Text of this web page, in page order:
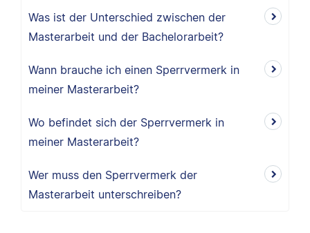
Was ist der Unterschied zwischen der
Masterarbeit und der Bachelorarbeit?
Wann brauche ich einen Sperrvermerk in
meiner Masterarbeit?
Wo befindet sich der Sperrvermerk in
meiner Masterarbeit?
Wer muss den Sperrvermerk der
Masterarbeit unterschreiben?